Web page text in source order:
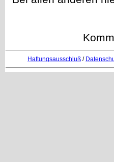
Haftungsausschluß /